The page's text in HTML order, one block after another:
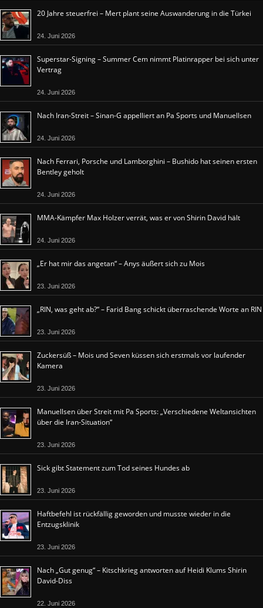
20 Jahre steuerfrei – Mert plant seine Auswanderung in die Türkei
24. Juni 2026
Superstar-Signing – Summer Cem nimmt Platinrapper bei sich unter
Vertrag
24. Juni 2026
Nach Iran-Streit – Sinan-G appelliert an Pa Sports und Manuellsen
24. Juni 2026
Nach Ferrari, Porsche und Lamborghini – Bushido hat seinen ersten
Bentley geholt
24. Juni 2026
MMA-Kämpfer Max Holzer verrät, was er von Shirin David hält
24. Juni 2026
„Er hat mir das angetan“ – Anys äußert sich zu Mois
23. Juni 2026
„RIN, was geht ab?“ – Farid Bang schickt überraschende Worte an RIN
23. Juni 2026
Zuckersüß – Mois und Seven küssen sich erstmals vor laufender
Kamera
23. Juni 2026
Manuellsen über Streit mit Pa Sports: „Verschiedene Weltansichten
über die Iran-Situation“
23. Juni 2026
Sick gibt Statement zum Tod seines Hundes ab
23. Juni 2026
Haftbefehl ist rückfällig geworden und musste wieder in die
Entzugsklinik
23. Juni 2026
Nach „Gut genug“ – Kitschkrieg antworten auf Heidi Klums Shirin
David-Diss
22. Juni 2026